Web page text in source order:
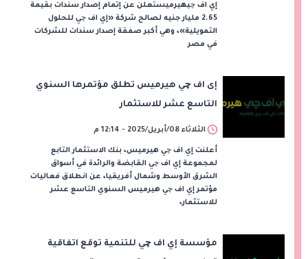
إي اف چيهيرميستعلن عن إتمام إصدار سندات بقيمة
2.65 مليار جنيه لصالح شركة «إي اف چي للحلول
التمويلية»، وهي أكبر صفقة إصدار سندات للشركات
في مصر
إى اف چي هيرميس تطلق مؤتمرها السنوي
التاسع عشر للاستثمار
الثلاثاء 08/أبريل/2025 - 12:14 م
أعلنت إي اف چي هيرميس، بنك الاستثمار التابع
لمجموعة إي اف چي القابضة والرائدة في أسواق
الشرق الأوسط وشمال أفريقيا، عن انطلاق فعاليات
مؤتمر إي اف چي هيرميس السنوي التاسع عشر
للاستثمار،
مؤسسة إي اف چي للتنمية توقع اتفاقية